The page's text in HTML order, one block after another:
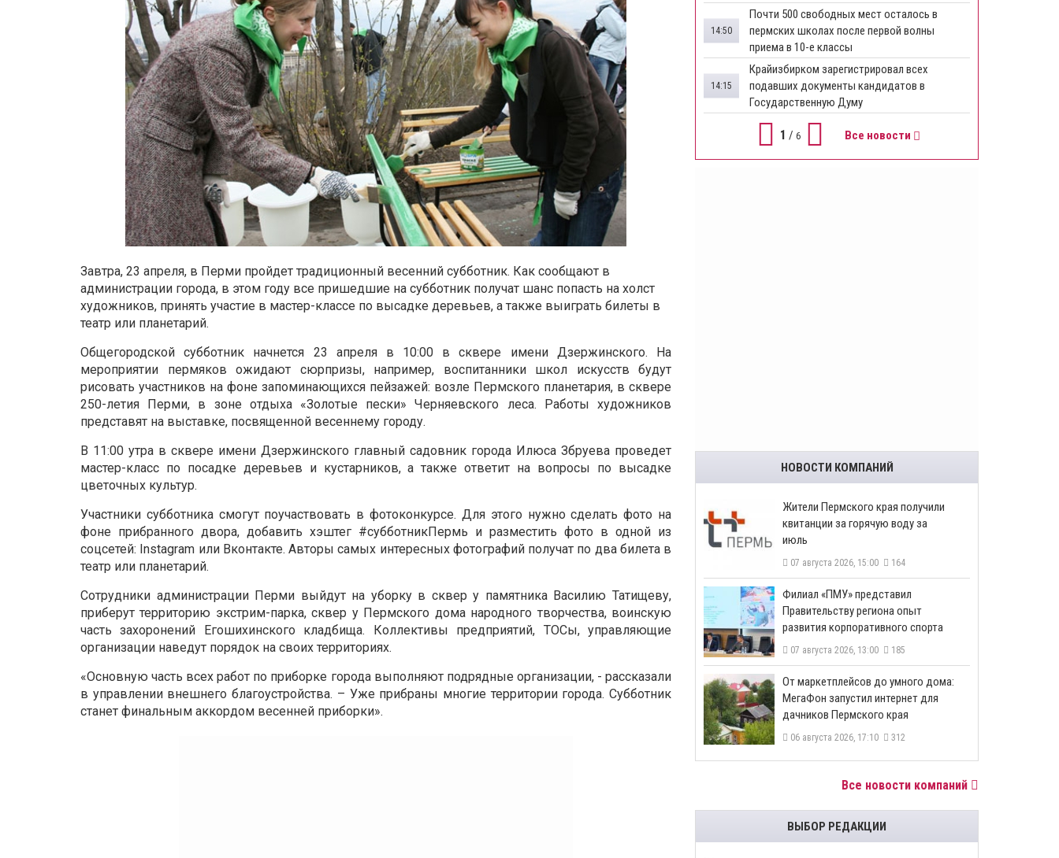
Завтра, 23 апреля, в Перми пройдет традиционный весенний субботник. Как сообщают в
администрации города, в этом году все пришедшие на субботник получат шанс попасть на холст
художников, принять участие в мастер-классе по высадке деревьев, а также выиграть билеты в
театр или планетарий.
Общегородской субботник начнется 23 апреля в 10:00 в сквере имени Дзержинского. На
мероприятии пермяков ожидают сюрпризы, например, воспитанники школ искусств будут
рисовать участников на фоне запоминающихся пейзажей: возле Пермского планетария, в сквере
250-летия Перми, в зоне отдыха «Золотые пески» Черняевского леса. Работы художников
представят на выставке, посвященной весеннему городу.
В 11:00 утра в сквере имени Дзержинского главный садовник города Илюса Збруева проведет
мастер-класс по посадке деревьев и кустарников, а также ответит на вопросы по высадке
цветочных культур.
Участники субботника смогут поучаствовать в фотоконкурсе. Для этого нужно сделать фото на
фоне прибранного двора, добавить хэштег #субботникПермь и разместить фото в одной из
соцсетей: Instagram или Вконтакте. Авторы самых интересных фотографий получат по два билета в
театр или планетарий.
Сотрудники администрации Перми выйдут на уборку в сквер у памятника Василию Татищеву,
приберут территорию экстрим-парка, сквер у Пермского дома народного творчества, воинскую
часть захоронений Егошихинского кладбища. Коллективы предприятий, ТОСы, управляющие
организации наведут порядок на своих территориях.
«Основную часть всех работ по приборке города выполняют подрядные организации, - рассказали
в управлении внешнего благоустройства. – Уже прибраны многие территории города. Субботник
станет финальным аккордом весенней приборки».
Почти 500 свободных мест осталось в
пермских школах после первой волны
приема в 10-е классы
14:50
Крайизбирком зарегистрировал всех
подавших документы кандидатов в
Государственную Думу
14:15
1 / 6 Все новости
НОВОСТИ КОМПАНИЙ
​Жители Пермского края получили
квитанции за горячую воду за
июль
07 августа 2026, 15:00 164
​Филиал «ПМУ» представил
Правительству региона опыт
развития корпоративного спорта
07 августа 2026, 13:00 185
От маркетплейсов до умного дома:
МегаФон запустил интернет для
дачников Пермского края
06 августа 2026, 17:10 312
Все новости компаний
ВЫБОР РЕДАКЦИИ